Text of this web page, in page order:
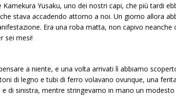
Yusaku, uno dei nostri capi, che più tardi
stava accadendo attorno a noi. Un giorno allora
Era una roba matta, non capivo
sei mesi!
a niente, e una volta arrivati lì abbiamo
di legno e tubi di ferro volavano ovunque, una
di sinistra, mentre stringevamo in mano un